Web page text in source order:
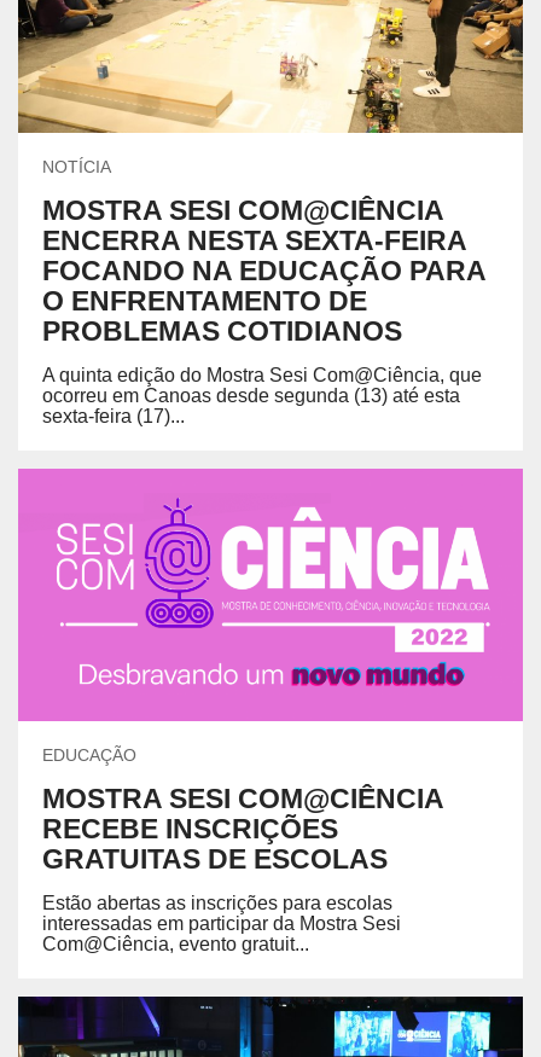
NOTÍCIA
MOSTRA SESI COM@CIÊNCIA
ENCERRA NESTA SEXTA-FEIRA
FOCANDO NA EDUCAÇÃO PARA
O ENFRENTAMENTO DE
PROBLEMAS COTIDIANOS
A quinta edição do Mostra Sesi Com@Ciência, que
ocorreu em Canoas desde segunda (13) até esta
sexta-feira (17)...
EDUCAÇÃO
MOSTRA SESI COM@CIÊNCIA
RECEBE INSCRIÇÕES
GRATUITAS DE ESCOLAS
Estão abertas as inscrições para escolas
interessadas em participar da Mostra Sesi
Com@Ciência, evento gratuit...